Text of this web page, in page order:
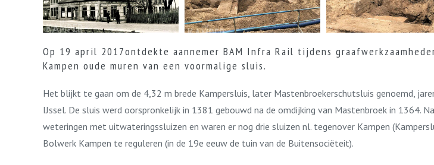
Op 19 april 2017ontdekte aannemer BAM Infra Rail tijdens
Kampen oude muren van een voormalige sluis.
Het blijkt te gaan om de 4,32 m brede Kampersluis, later Mastenbroekerschutsluis genoemd,
IJssel. De sluis werd oorspronkelijk in 1381 gebouwd na de omdijking van Mastenbroek in 1364.
weteringen met uitwateringssluizen en waren er nog drie sluizen nl. tegenover Kampen
Bolwerk Kampen te reguleren (in de 19e eeuw de tuin van de Buitensociëteit).